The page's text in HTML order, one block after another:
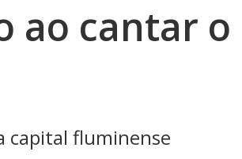
ao cantar o
capital fluminense